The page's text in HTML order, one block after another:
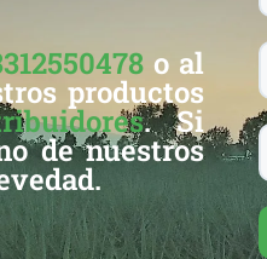
o al
productos
. Si
de nuestros